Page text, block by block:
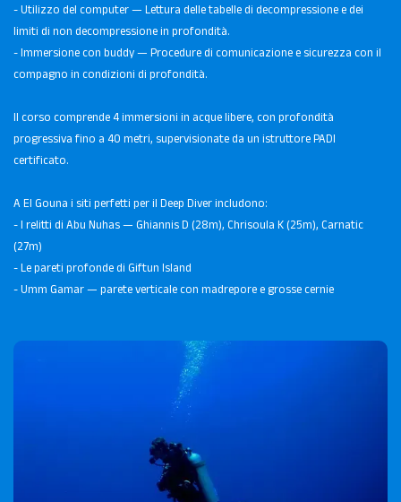
- Utilizzo del computer — Lettura delle tabelle di decompressione e dei
limiti di non decompressione in profondità.
- Immersione con buddy — Procedure di comunicazione e sicurezza con il
compagno in condizioni di profondità.
Il corso comprende 4 immersioni in acque libere, con profondità
progressiva fino a 40 metri, supervisionate da un istruttore PADI
certificato.
A El Gouna i siti perfetti per il Deep Diver includono:
- I relitti di Abu Nuhas — Ghiannis D (28m), Chrisoula K (25m), Carnatic
(27m)
- Le pareti profonde di Giftun Island
- Umm Gamar — parete verticale con madrepore e grosse cernie